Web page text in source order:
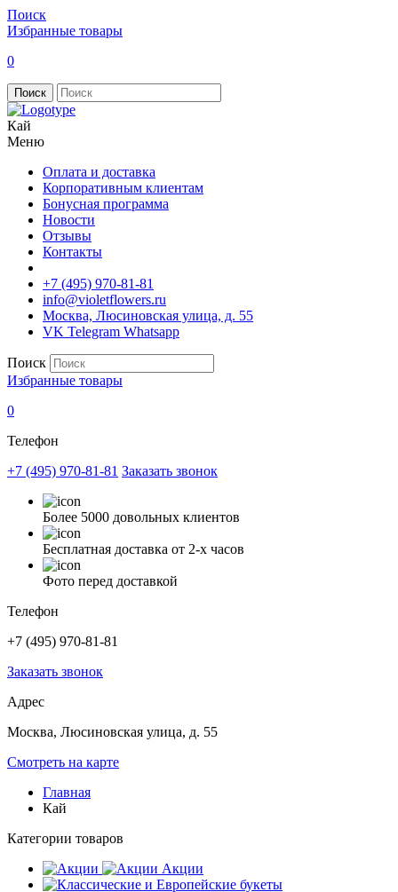
Поиск
Избранные товары
0
Поиск
Кай
Меню
Оплата и доставка
Корпоративным клиентам
Бонусная программа
Новости
Отзывы
Контакты
+7 (495) 970-81-81
info@violetflowers.ru
Москва, Люсиновская улица, д. 55
VK Telegram Whatsapp
Поиск
Избранные товары
0
Телефон
+7 (495) 970-81-81 Заказать звонок
Более 5000 довольных клиентов
Бесплатная доставка от 2-х часов
Фото перед доставкой
Телефон
+7 (495) 970-81-81
Заказать звонок
Адрес
Москва, Люсиновская улица, д. 55
Смотреть на карте
Главная
Кай
Категории товаров
Акции